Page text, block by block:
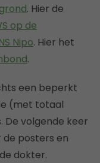
. Hier de
op de
Nipo. Hier het
.
een beperkt
(met totaal
volgende keer
de posters en
dokter.